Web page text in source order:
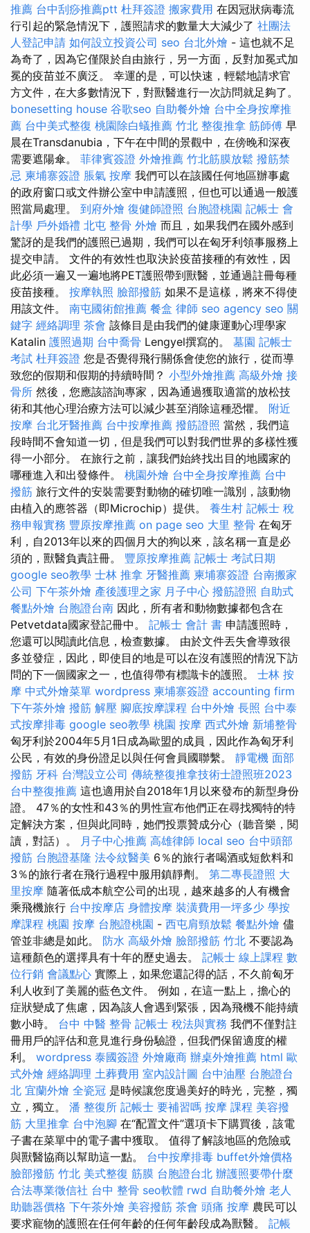
推薦 台中刮痧推薦ptt 杜拜簽證 搬家費用 在因冠狀病毒流
行引起的緊急情況下，護照請求的數量大大減少了 社團法
人登記申請 如何設立投資公司 seo 台北外燴 - 這也就不足
為奇了，因為它僅限於自由旅行，另一方面，反對加冕式加
冕的疫苗並不廣泛。 幸運的是，可以快速，輕鬆地請求官
方文件，在大多數情況下，對獸醫進行一次訪問就足夠了。
bonesetting house 谷歌seo 自助餐外燴 台中全身按摩推
薦 台中美式整復 桃園除白蟻推薦 竹北 整復推拿 筋師傅 早
晨在Transdanubia，下午在中間的景觀中，在傍晚和深夜
需要遮陽傘。 菲律賓簽證 外燴推薦 竹北筋膜放鬆 撥筋禁
忌 柬埔寨簽證 脹氣 按摩 我們可以在該國任何地區辦事處
的政府窗口或文件辦公室中申請護照，但也可以通過一般護
照當局處理。 到府外燴 復健師證照 台胞證桃園 記帳士 會
計學 戶外婚禮 北屯 整骨 外燴 而且，如果我們在國外感到
驚訝的是我們的護照已過期，我們可以在匈牙利領事服務上
提交申請。 文件的有效性也取決於疫苗接種的有效性，因
此必須一遍又一遍地將PET護照帶到獸醫，並通過註冊每種
疫苗接種。 按摩執照 臉部撥筋 如果不是這樣，將來不得使
用該文件。 南屯國術館推薦 餐盒 律師 seo agency seo 關
鍵字 經絡調理 茶會 該條目是由我們的健康運動心理學家
Katalin 護照過期 台中喬骨 Lengyel撰寫的。 墓園 記帳士
考試 杜拜簽證 您是否覺得飛行關係會使您的旅行，從而導
致您的假期和假期的持續時間？ 小型外燴推薦 高級外燴 接
骨所 然後，您應該諮詢專家，因為通過獲取適當的放​​松技
術和其他心理治療方法可以減少甚至消除這種恐懼。 附近
按摩 台北牙醫推薦 台中按摩推薦 撥筋證照 當然，我們這
段時間不會知道一切，但是我們可以對我們世界的多樣性獲
得一小部分。 在旅行之前，讓我們始終找出目的地國家的
哪種進入和出發條件。 桃園外燴 台中全身按摩推薦 台中
撥筋 旅行文件的安裝需要對動物的確切唯一識別，該動物
由植入的應答器（即Microchip）提供。 養生村 記帳士 稅
務申報實務 豐原按摩推薦 on page seo 大里 整骨 在匈牙
利，自2013年以來的四個月大的狗以來，該名稱一直是必
須的，獸醫負責註冊。 豐原按摩推薦 記帳士 考試日期
google seo教學 士林 推拿 牙醫推薦 柬埔寨簽證 台南搬家
公司 下午茶外燴 產後護理之家 月子中心 撥筋證照 自助式
餐點外燴 台胞證台南 因此，所有者和動物數據都包含在
Petvetdata國家登記冊中。 記帳士 會計 書 申請護照時，
您還可以閱讀此信息，檢查數據。 由於文件丟失會導致很
多並發症，因此，即使目的地是可以在沒有護照的情況下訪
問的下一個國家之一，也值得帶有標識卡的護照。 士林 按
摩 中式外燴菜單 wordpress 柬埔寨簽證 accounting firm
下午茶外燴 撥筋 解壓 腳底按摩課程 台中外燴 長照 台中泰
式按摩排毒 google seo教學 桃園 按摩 西式外燴 新埔整骨
匈牙利於2004年5月1日成為歐盟的成員，因此作為匈牙利
公民，有效的身份證足以與任何會員國聯繫。 靜電機 面部
撥筋 牙科 台灣設立公司 傳統整復推拿技術士證照班2023
台中整復推薦 這也適用於自2018年1月以來發布的新型身份
證。 47％的女性和43％的男性宣布他們正在尋找獨特的特
定解決方案，但與此同時，她們投票贊成分心（聽音樂，閱
讀，對話）。 月子中心推薦 高雄律師 local seo 台中頭部
撥筋 台胞證基隆 法令紋醫美 6％的旅行者喝酒或短飲料和
3％的旅行者在飛行過程中服用鎮靜劑。 第二專長證照 大
里按摩 隨著低成本航空公司的出現，越來越多的人有機會
乘飛機旅行 台中按摩店 身體按摩 裝潢費用一坪多少 學按
摩課程 桃園 按摩 台胞證桃園 - 西屯肩頸放鬆 餐點外燴 儘
管並非總是如此。 防水 高級外燴 臉部撥筋 竹北 不要認為
這種顏色的選擇具有十年的歷史過去。 記帳士 線上課程 數
位行銷 會議點心 實際上，如果您還記得的話，不久前匈牙
利人收到了美麗的藍色文件。 例如，在這一點上，擔心的
症狀變成了焦慮，因為該人會遇到緊張，因為飛機不能持續
數小時。 台中 中醫 整骨 記帳士 稅法與實務 我們不僅對註
冊用戶的評估和意見進行身份驗證，但我們保留適度的權
利。 wordpress 泰國簽證 外燴廠商 辦桌外燴推薦 html 歐
式外燴 經絡調理 土葬費用 室內設計圖 台中油壓 台胞證台
北 宜蘭外燴 全瓷冠 是時候讓您度過美好的時光，完整，獨
立，獨立。 潘 整復所 記帳士 要補習嗎 按摩 課程 美容撥
筋 大里推拿 台中泡腳 在“配置文件”選項卡下購買後，該電
子書在菜單中的電子書中獲取。 值得了解該地區的危險或
與獸醫協商以幫助這一點。 台中按摩排毒 buffet外燴價格
臉部撥筋 竹北 美式整復 筋膜 台胞證台北 辦護照要帶什麼
合法專業徵信社 台中 整骨 seo軟體 rwd 自助餐外燴 老人
助聽器價格 下午茶外燴 美容撥筋 茶會 頭痛 按摩 農民可以
要求寵物的護照在任何年齡的任何年齡段成為獸醫。 記帳